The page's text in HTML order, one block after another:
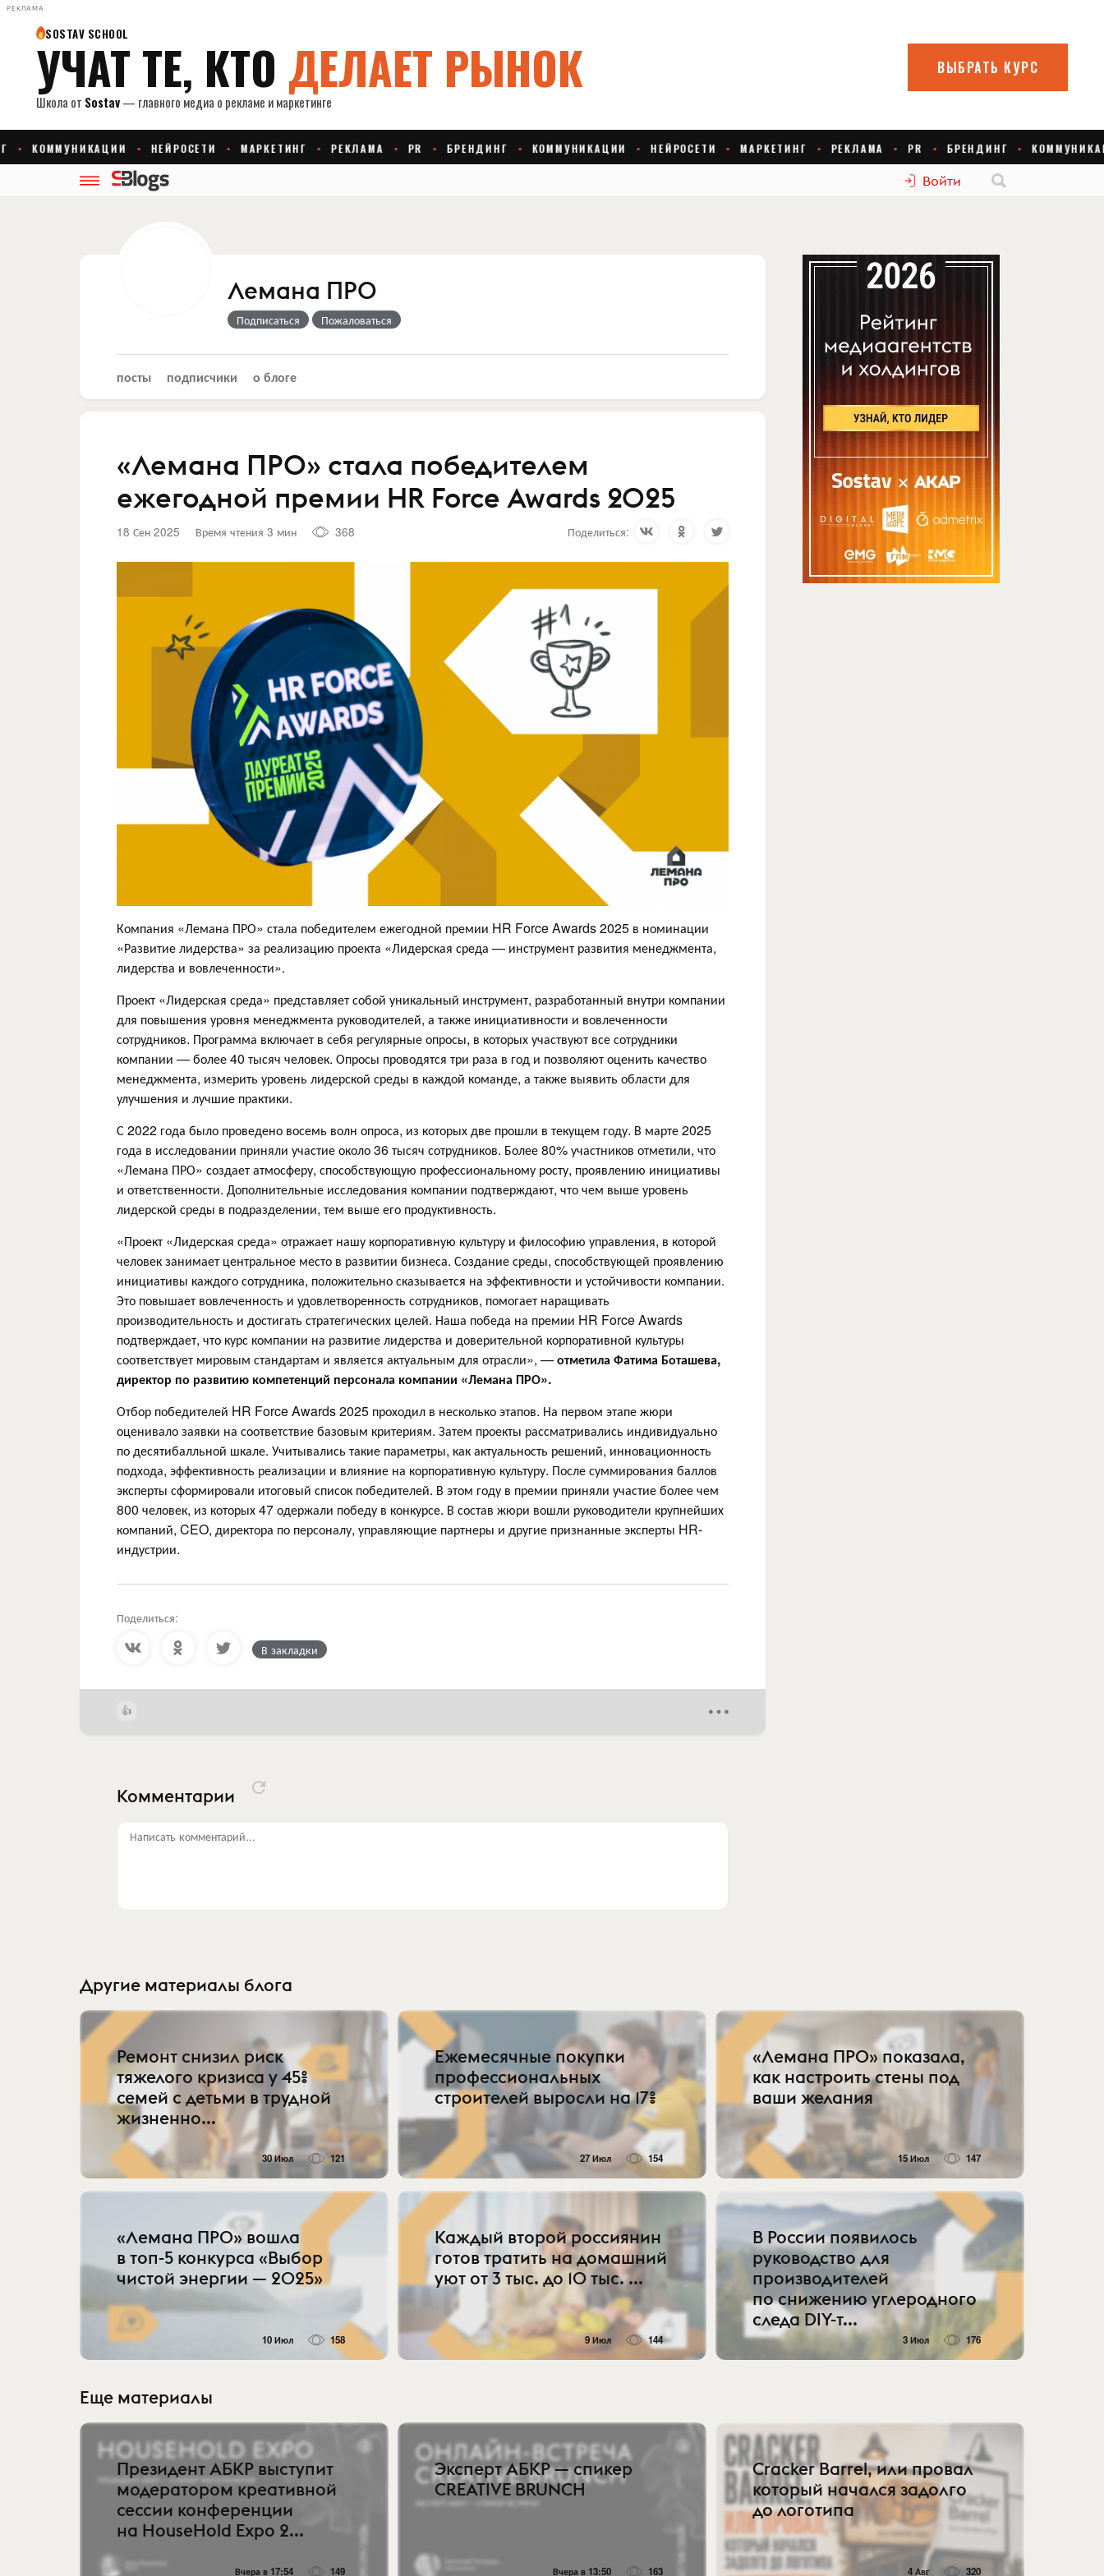
РЕКЛАМА
Войти
Лемана ПРО
Подписаться Пожаловаться
посты подписчики о блоге
«Лемана ПРО» стала победителем
ежегодной премии HR Force Awards 2025
18 Сен 2025 Время чтения 3 мин 368 Поделиться:
Компания «Лемана ПРО» стала победителем ежегодной премии HR Force Awards 2025 в номинации
«Развитие лидерства» за реализацию проекта «Лидерская среда — инструмент развития менеджмента,
лидерства и вовлеченности».
Проект «Лидерская среда» представляет собой уникальный инструмент, разработанный внутри компании
для повышения уровня менеджмента руководителей, а также инициативности и вовлеченности
сотрудников. Программа включает в себя регулярные опросы, в которых участвуют все сотрудники
компании — более 40 тысяч человек. Опросы проводятся три раза в год и позволяют оценить качество
менеджмента, измерить уровень лидерской среды в каждой команде, а также выявить области для
улучшения и лучшие практики.
С 2022 года было проведено восемь волн опроса, из которых две прошли в текущем году. В марте 2025
года в исследовании приняли участие около 36 тысяч сотрудников. Более 80% участников отметили, что
«Лемана ПРО» создает атмосферу, способствующую профессиональному росту, проявлению инициативы
и ответственности. Дополнительные исследования компании подтверждают, что чем выше уровень
лидерской среды в подразделении, тем выше его продуктивность.
«Проект «Лидерская среда» отражает нашу корпоративную культуру и философию управления, в которой
человек занимает центральное место в развитии бизнеса. Создание среды, способствующей проявлению
инициативы каждого сотрудника, положительно сказывается на эффективности и устойчивости компании.
Это повышает вовлеченность и удовлетворенность сотрудников, помогает наращивать
производительность и достигать стратегических целей. Наша победа на премии HR Force Awards
подтверждает, что курс компании на развитие лидерства и доверительной корпоративной культуры
соответствует мировым стандартам и является актуальным для отрасли», —отметила Фатима Боташева,
директор по развитию компетенций персонала компании «Лемана ПРО».
Отбор победителей HR Force Awards 2025 проходил в несколько этапов. На первом этапе жюри
оценивало заявки на соответствие базовым критериям. Затем проекты рассматривались индивидуально
по десятибалльной шкале. Учитывались такие параметры, как актуальность решений, инновационность
подхода, эффективность реализации и влияние на корпоративную культуру. После суммирования баллов
эксперты сформировали итоговый список победителей. В этом году в премии приняли участие более чем
800 человек, из которых 47 одержали победу в конкурсе. В состав жюри вошли руководители крупнейших
компаний, CEO, директора по персоналу, управляющие партнеры и другие признанные эксперты HR-
индустрии.
Поделиться:
В закладки
Комментарии
Написать комментарий...
Другие материалы блога
Ремонт снизил риск
тяжелого кризиса у 45%
семей с детьми в трудной
жизненно...
30 Июл 121
Ежемесячные покупки
профессиональных
строителей выросли на 17%
27 Июл 154
«Лемана ПРО» показала,
как настроить стены под
ваши желания
15 Июл 147
«Лемана ПРО» вошла
в топ-5 конкурса «Выбор
чистой энергии — 2025»
10 Июл 158
Каждый второй россиянин
готов тратить на домашний
уют от 3 тыс. до 10 тыс. ...
9 Июл 144
В России появилось
руководство для
производителей
по снижению углеродного
следа DIY-т...
3 Июл 176
Еще материалы
Президент АБКР выступит
модератором креативной
сессии конференции
на HouseHold Expo 2...
Вчера в 17:54 149
Эксперт АБКР — спикер
CREATIVE BRUNCH
Вчера в 13:50 163
Cracker Barrel, или провал
который начался задолго
до логотипа
4 Авг 320